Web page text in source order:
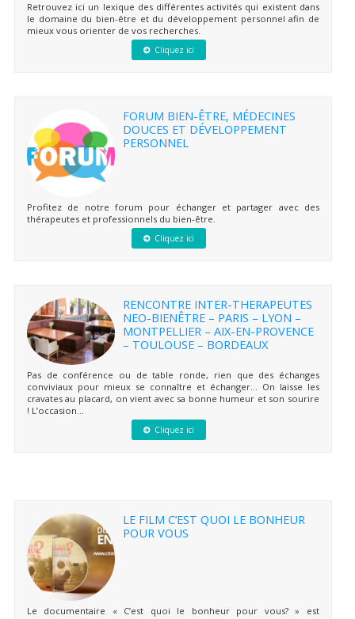
Retrouvez ici un lexique des différentes activités qui existent dans
le domaine du bien-être et du développement personnel afin de
mieux vous orienter de vos recherches.
Cliquez ici
FORUM BIEN-ÊTRE, MÉDECINES
DOUCES ET DÉVELOPPEMENT
PERSONNEL
Profitez de notre forum pour échanger et partager avec des
thérapeutes et professionnels du bien-être.
Cliquez ici
RENCONTRE INTER-THERAPEUTES
NEO-BIENÊTRE – PARIS – LYON –
MONTPELLIER – AIX-EN-PROVENCE
– TOULOUSE – BORDEAUX
Pas de conférence ou de table ronde, rien que des échanges
conviviaux pour mieux se connaître et échanger… On laisse les
cravates au placard, on vient avec sa bonne humeur et son sourire
! L’occasion...
Cliquez ici
LE FILM C’EST QUOI LE BONHEUR
POUR VOUS
Le documentaire « C’est quoi le bonheur pour vous? » est